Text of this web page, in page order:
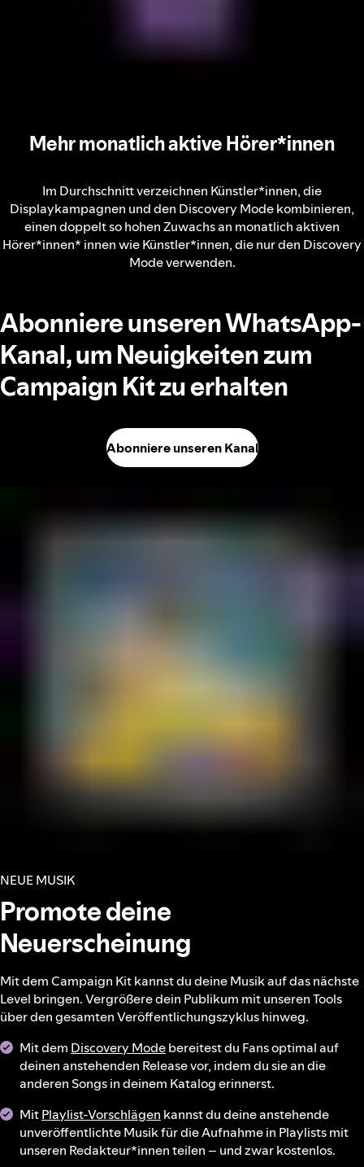
Mehr monatlich aktive Hörer*innen
Im Durchschnitt verzeichnen Künstler*innen, die
Displaykampagnen und den Discovery Mode kombinieren,
einen doppelt so hohen Zuwachs an monatlich aktiven
Hörer*innen* innen wie Künstler*innen, die nur den Discovery
Mode verwenden.
Abonniere unseren WhatsApp-
Kanal, um Neuigkeiten zum
Campaign Kit zu erhalten
Abonniere unseren Kanal
NEUE MUSIK
Promote deine
Neuerscheinung
Mit dem Campaign Kit kannst du deine Musik auf das nächste
Level bringen. Vergrößere dein Publikum mit unseren Tools
über den gesamten Veröffentlichungszyklus hinweg.
Mit dem Discovery Modebereitest du Fans optimal auf
deinen anstehenden Release vor, indem du sie an die
anderen Songs in deinem Katalog erinnerst.
MitPlaylist-Vorschlägen kannst du deine anstehende
unveröffentlichte Musik für die Aufnahme in Playlists mit
unseren Redakteur*innen teilen – und zwar kostenlos.